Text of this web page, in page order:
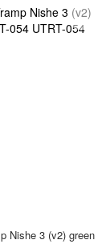
Nishe 3 (v2) green